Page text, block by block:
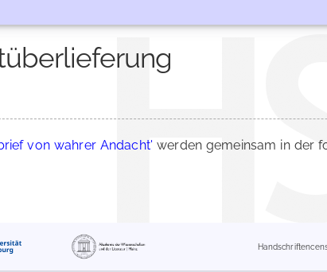
von wahrer Andacht' werden gemeinsam in der